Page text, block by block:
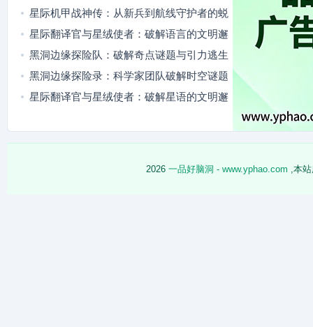
星际机甲战神传：从新兵到航线守护者的蜕
变
星际翻译官与星绒使者：破解语言的文明邂
逅
黑洞边缘探险队：破解奇点谜题与引力逃生
黑洞边缘探险录：科学家团队破解时空谜题
星际翻译官与星绒使者：破解星语的文明邂
2026 一品好脑洞 - www.yphao.com ,本